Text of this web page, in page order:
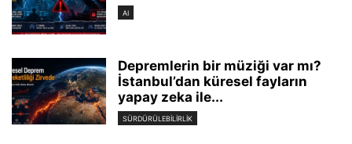
AI
Depremlerin bir müziği var mı?
İstanbul’dan küresel fayların
yapay zeka ile...
SÜRDÜRÜLEBILIRLIK